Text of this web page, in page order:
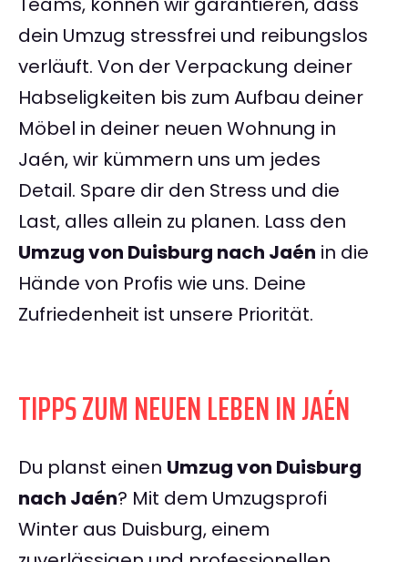
dein Umzug stressfrei und reibungslos
verläuft. Von der Verpackung deiner
Habseligkeiten bis zum Aufbau deiner
Möbel in deiner neuen Wohnung in
Jaén, wir kümmern uns um jedes
Detail. Spare dir den Stress und die
Last, alles allein zu planen. Lass den
Umzug von Duisburg nach Jaén in die
Hände von Profis wie uns. Deine
Zufriedenheit ist unsere Priorität.
TIPPS ZUM NEUEN LEBEN IN JAÉN
Du planst einen Umzug von Duisburg
nach Jaén? Mit dem Umzugsprofi
Winter aus Duisburg, einem